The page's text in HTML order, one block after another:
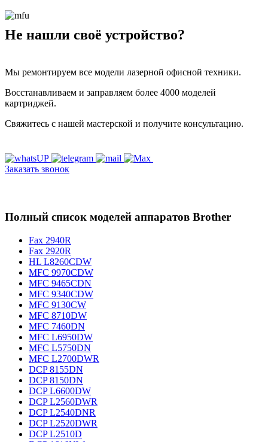
Не нашли своё устройство?
Мы ремонтируем все модели лазерной офисной техники.
Восстанавливаем и заправляем более 4000 моделей
картриджей.
Свяжитесь с нашей мастерской и получите консультацию.
Заказать звонок
Полный список моделей аппаратов Brother
Fax 2940R
Fax 2920R
HL L8260CDW
MFC 9970CDW
MFC 9465CDN
MFC 9340CDW
MFC 9130CW
MFC 8710DW
MFC 7460DN
MFC L6950DW
MFC L5750DN
MFC L2700DWR
DCP 8155DN
DCP 8150DN
DCP L6600DW
DCP L2560DWR
DCP L2540DNR
DCP L2520DWR
DCP L2510D